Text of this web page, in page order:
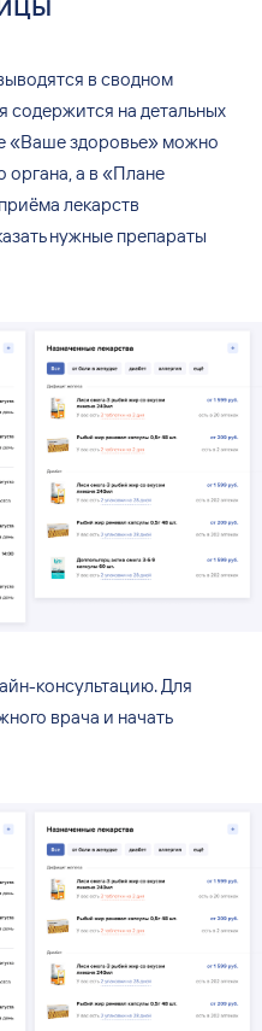
в сводном
содержится на детальных
«Ваше здоровье»можно
органа, а в «Плане
лекарств
нужные препараты
консультацию. Для
врача и начать